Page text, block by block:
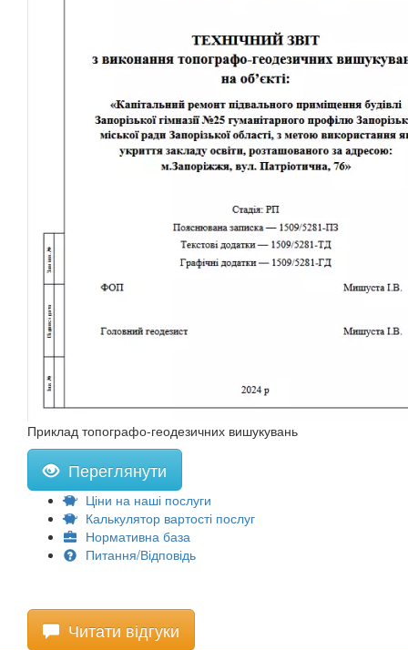
Приклад топографо-геодезичних вишукувань
Переглянути
Ціни на наші послуги
Калькулятор вартості послуг
Нормативна база
Питання/Відповідь
Читати відгуки